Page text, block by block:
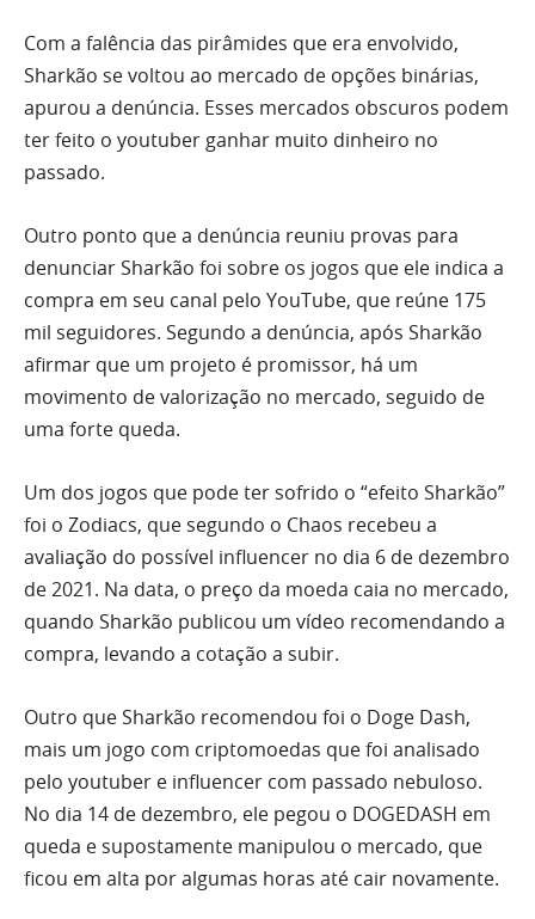
Com a falência das pirâmides que era envolvido,
Sharkão se voltou ao mercado de opções binárias,
apurou a denúncia. Esses mercados obscuros podem
ter feito o youtuber ganhar muito dinheiro no
passado.
Outro ponto que a denúncia reuniu provas para
denunciar Sharkão foi sobre os jogos que ele indica a
compra em seu canal pelo YouTube, que reúne 175
mil seguidores. Segundo a denúncia, após Sharkão
afirmar que um projeto é promissor, há um
movimento de valorização no mercado, seguido de
uma forte queda.
Um dos jogos que pode ter sofrido o “efeito Sharkão”
foi o Zodiacs, que segundo o Chaos recebeu a
avaliação do possível influencer no dia 6 de dezembro
de 2021. Na data, o preço da moeda caia no mercado,
quando Sharkão publicou um vídeo recomendando a
compra, levando a cotação a subir.
Outro que Sharkão recomendou foi o Doge Dash,
mais um jogo com criptomoedas que foi analisado
pelo youtuber e influencer com passado nebuloso.
No dia 14 de dezembro, ele pegou o DOGEDASH em
queda e supostamente manipulou o mercado, que
ficou em alta por algumas horas até cair novamente.